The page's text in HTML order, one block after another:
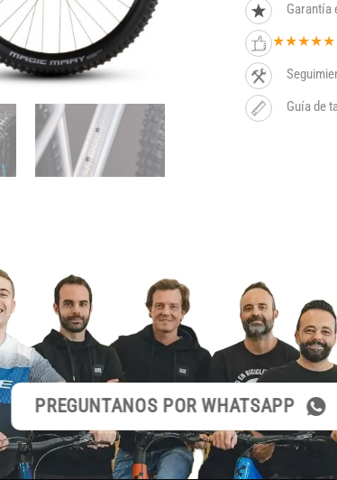
Garantía
★★★★★
Guía de
PREGUNTANOS POR WHATSAPP